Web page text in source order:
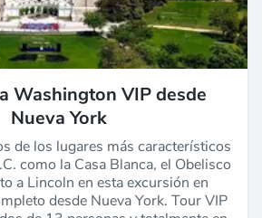
Washington VIP desde
Nueva York
de los lugares más característicos
como la Casa Blanca, el Obelisco
a Lincoln en esta excursión en
desde Nueva York. Tour VIP